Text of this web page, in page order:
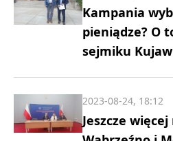
Kampania
pieniądze? O
sejmiku
Jeszcze
2023-08-24, 18:12